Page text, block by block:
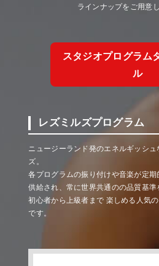
ラインナップをご用意
スタジオプログラム
ル
レズミルズプログラム
ニュージーランド発のエネルギッシ
ズ。
各プログラムの振り付けや音楽が定期
供給され、常に世界共通のの品質基準
初心者から上級者まで 楽しめる人気
です。